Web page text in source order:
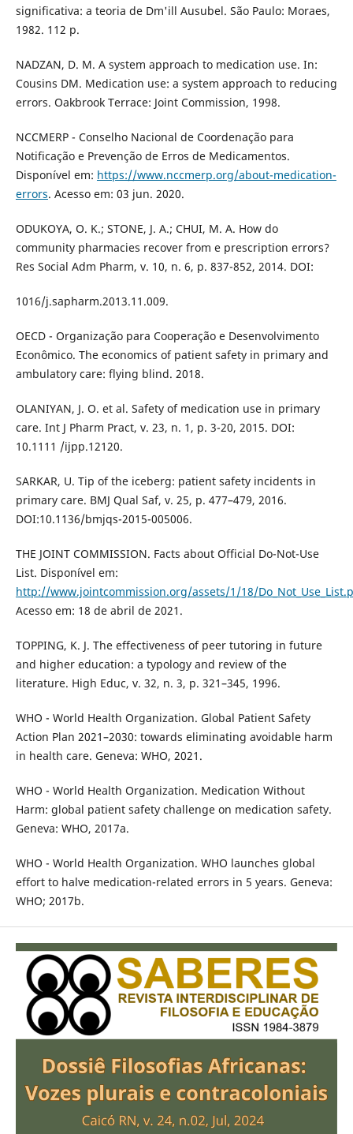
significativa: a teoria de Dm'ill Ausubel. São Paulo: Moraes,
1982. 112 p.
NADZAN, D. M. A system approach to medication use. In:
Cousins DM. Medication use: a system approach to reducing
errors. Oakbrook Terrace: Joint Commission, 1998.
NCCMERP - Conselho Nacional de Coordenação para
Notificação e Prevenção de Erros de Medicamentos.
Disponível em: https://www.nccmerp.org/about-medication-
errors. Acesso em: 03 jun. 2020.
ODUKOYA, O. K.; STONE, J. A.; CHUI, M. A. How do
community pharmacies recover from e prescription errors?
Res Social Adm Pharm, v. 10, n. 6, p. 837-852, 2014. DOI:
1016/j.sapharm.2013.11.009.
OECD - Organização para Cooperação e Desenvolvimento
Econômico. The economics of patient safety in primary and
ambulatory care: flying blind. 2018.
OLANIYAN, J. O. et al. Safety of medication use in primary
care. Int J Pharm Pract, v. 23, n. 1, p. 3-20, 2015. DOI:
10.1111 /ijpp.12120.
SARKAR, U. Tip of the iceberg: patient safety incidents in
primary care. BMJ Qual Saf, v. 25, p. 477–479, 2016.
DOI:10.1136/bmjqs-2015-005006.
THE JOINT COMMISSION. Facts about Official Do-Not-Use
List. Disponível em:
http://www.jointcommission.org/assets/1/18/
Acesso em: 18 de abril de 2021.
TOPPING, K. J. The effectiveness of peer tutoring in future
and higher education: a typology and review of the
literature. High Educ, v. 32, n. 3, p. 321–345, 1996.
WHO - World Health Organization. Global Patient Safety
Action Plan 2021–2030: towards eliminating avoidable harm
in health care. Geneva: WHO, 2021.
WHO - World Health Organization. Medication Without
Harm: global patient safety challenge on medication safety.
Geneva: WHO, 2017a.
WHO - World Health Organization. WHO launches global
effort to halve medication-related errors in 5 years. Geneva:
WHO; 2017b.